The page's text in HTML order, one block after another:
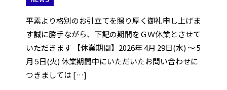
平素より格別のお引立てを賜り厚く御礼申し上げま
す誠に勝手ながら、下記の期間をＧＷ休業とさせて
いただきます 【休業期間】2026年 4月 29日(水) ～ 5
月 5日(火) 休業期間中にいただいたお問い合わせに
つきましては […]